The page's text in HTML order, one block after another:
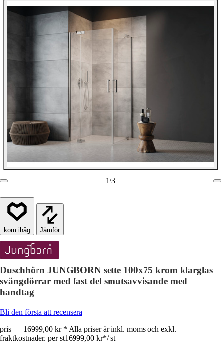
1/3
Jämför
Duschhörn JUNGBORN sette 100x75 krom klarglas
svängdörrar med fast del smutsavvisande med
handtag
Bli den första att recensera
pris — 16999,00 kr * Alla priser är inkl. moms och exkl.
fraktkostnader. per st16999,00 kr*/ st